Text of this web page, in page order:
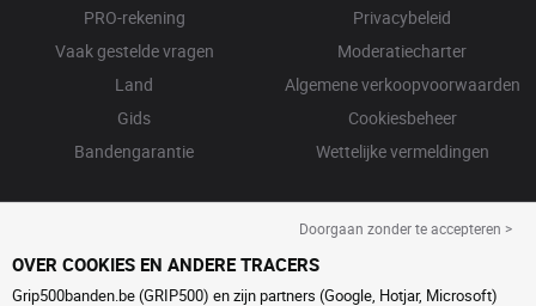
PRO-rekening
Vaak gestelde vragen
Land
Gids
Bandengarantie
Privacybeleid
Moderatiecharter
Algemene verkoopvoorwaarden
Cookiesbeheer
Wettelijke vermeldingen
Doorgaan zonder te accepteren >
OVER COOKIES EN ANDERE TRACERS
Grip500banden.be (GRIP500) en zijn partners (Google, Hotjar, Microsoft)